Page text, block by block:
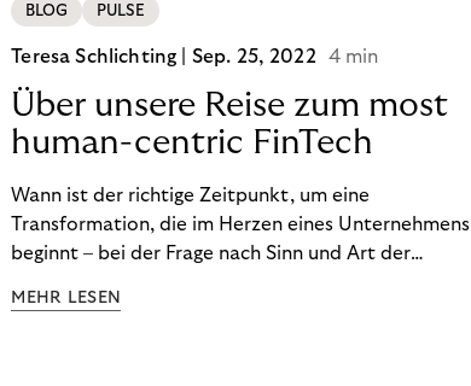
BLOG PULSE
Teresa Schlichting | Sep. 25, 2022 4 min
Über unsere Reise zum most
human-centric FinTech
Wann ist der richtige Zeitpunkt, um eine
Transformation, die im Herzen eines Unternehmens
beginnt – bei der Frage nach Sinn und Art der
kommuniziert man ein Ziel, das so ganzheitlich ist,
MEHR LESEN